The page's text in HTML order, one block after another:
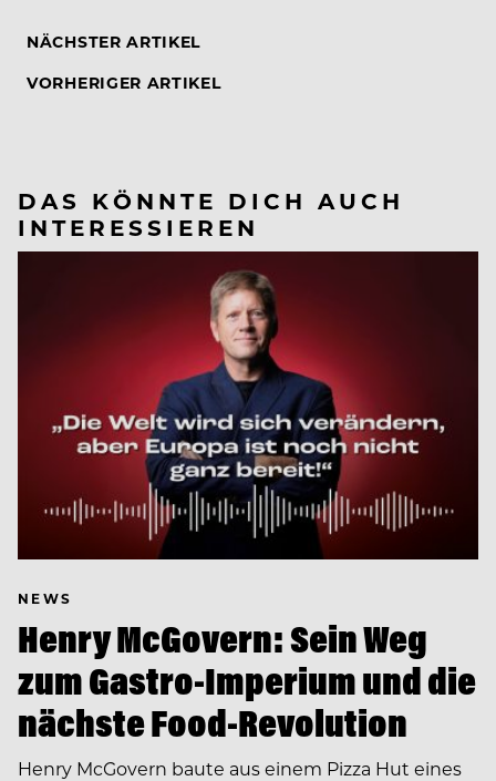
NÄCHSTER ARTIKEL
VORHERIGER ARTIKEL
DAS KÖNNTE DICH AUCH
INTERESSIEREN
NEWS
Henry McGovern: Sein Weg
zum Gastro-Imperium und die
nächste Food-Revolution
Henry McGovern baute aus einem Pizza Hut eines